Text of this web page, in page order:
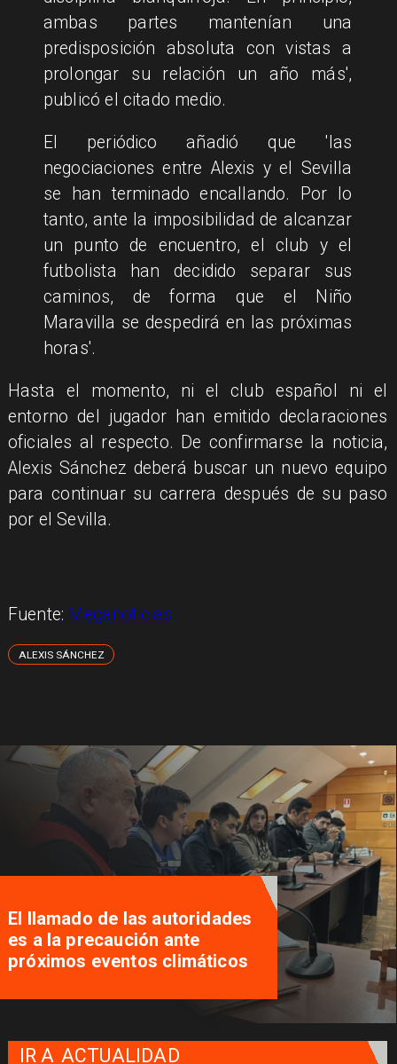
ambas partes mantenían una
predisposición absoluta con vistas a
prolongar su relación un año más',
publicó el citado medio.
El periódico añadió que 'las
negociaciones entre Alexis y el Sevilla
se han terminado encallando. Por lo
tanto, ante la imposibilidad de alcanzar
un punto de encuentro, el club y el
futbolista han decidido separar sus
caminos, de forma que el Niño
Maravilla se despedirá en las próximas
horas'.
Hasta el momento, ni el club español ni el
entorno del jugador han emitido declaraciones
oficiales al respecto. De confirmarse la noticia,
Alexis Sánchez deberá buscar un nuevo equipo
para continuar su carrera después de su paso
por el Sevilla.
Fuente: Meganoticias
ALEXIS SÁNCHEZ
El llamado de las autoridades
es a la precaución ante
próximos eventos climáticos
IR A ACTUALIDAD